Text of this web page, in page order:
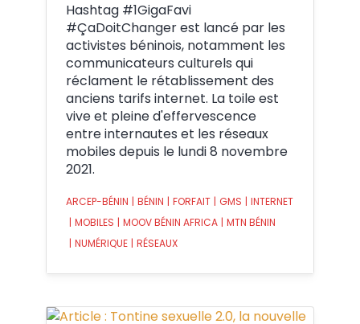
Hashtag #1GigaFavi
#ÇaDoitChanger est lancé par les
activistes béninois, notamment les
communicateurs culturels qui
réclament le rétablissement des
anciens tarifs internet. La toile est
vive et pleine d'effervescence
entre internautes et les réseaux
mobiles depuis le lundi 8 novembre
2021.
ARCEP-BÉNIN | BÉNIN | FORFAIT | GMS | INTERNET
| MOBILES | MOOV BÉNIN AFRICA | MTN BÉNIN
| NUMÉRIQUE | RÉSEAUX